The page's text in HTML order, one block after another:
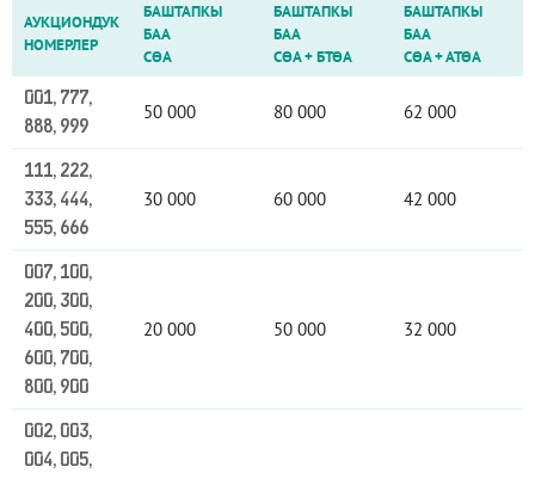
АУКЦИОНДУК
НОМЕРЛЕР
БАШТАПКЫ
БАА
СӨА
БАШТАПКЫ
БАА
СӨА+БТӨА
БАШТАПКЫ
БАА
СӨА+АТӨА
001, 777,
888, 999
50 000 80 000 62 000
111, 222,
333, 444,
555, 666
30 000 60 000 42 000
007, 100,
200, 300,
400, 500,
600, 700,
800, 900
20 000 50 000 32 000
002, 003,
004, 005,